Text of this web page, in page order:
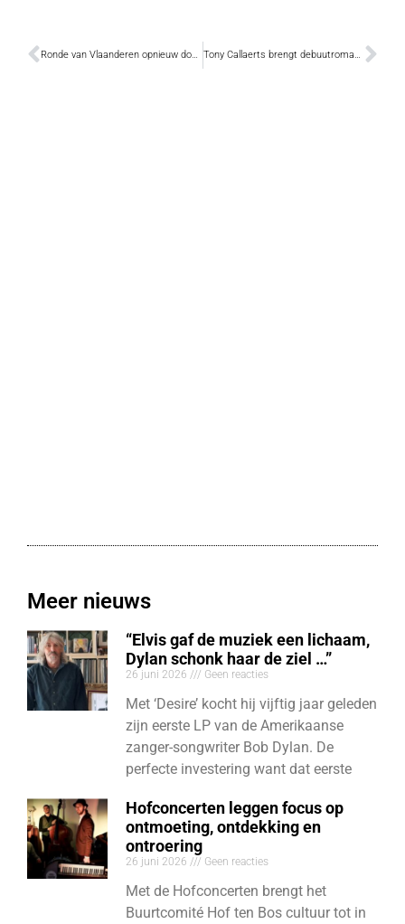
Ronde van Vlaanderen opnieuw door Dendermonde Tony Callaerts brengt debuutroman uit
Meer nieuws
“Elvis gaf de muziek een lichaam,
Dylan schonk haar de ziel …”
26 juni 2026 Geen reacties
Met ‘Desire’ kocht hij vijftig jaar geleden
zijn eerste LP van de Amerikaanse
zanger-songwriter Bob Dylan. De
perfecte investering want dat eerste
Hofconcerten leggen focus op
ontmoeting, ontdekking en
ontroering
26 juni 2026 Geen reacties
Met de Hofconcerten brengt het
Buurtcomité Hof ten Bos cultuur tot in